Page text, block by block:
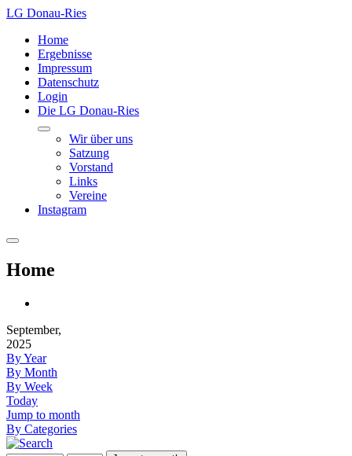
LG Donau-Ries
Home
Ergebnisse
Impressum
Datenschutz
Login
Die LG Donau-Ries
Wir über uns
Satzung
Vorstand
Links
Vereine
Instagram
Home
September,
2025
By Year
By Month
By Week
Today
Jump to month
By Categories